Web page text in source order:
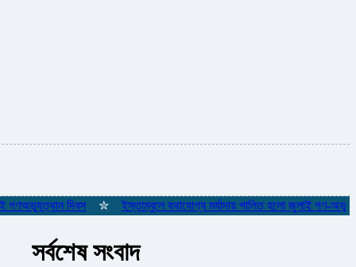
দিবস ✮ ইস্তাম্বুলে যথাযোগ্য মর্যাদায় পালিত হলো জুলাই গণ-অভ্যুত্থান
সর্বশেষ সংবাদ